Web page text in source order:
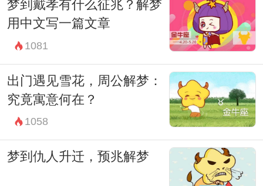
活方向前进。
因此，在面对梦境中出现男婴小便的时候，
不妨深入思考其可能的象征含义，从而更好
地理解和引导自己在现实生活中的选择和决
策。
解梦是一门古老而又神秘的学问，通过解读
梦境中的象征和隐喻，我们可以更好地理解
和疗愈自己内心深处的情感和需求。希望每
梦到戴孝有什么征兆？解梦
用中文写一篇文章
1081
出门遇见雪花，周公解梦：
究竟寓意何在？
1058
梦到仇人升迁，预兆解梦